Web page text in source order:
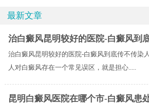
最新文章
治白癜风昆明较好的医院-白癜风到
治白癜风昆明较好的医院-白癜风到底传不传染
人对白癜风存在一个常见误区，就是担心.....
昆明白癜风医院在哪个市-白癜风患